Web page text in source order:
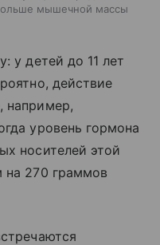
мышечной массы
у детей до 11 лет
действие
например,
уровень гормона
носителей этой
на 270 граммов